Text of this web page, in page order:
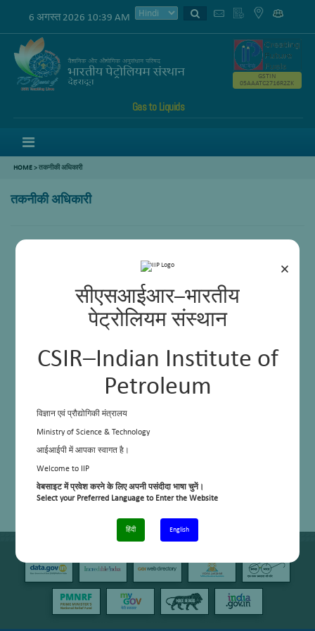
×
सीएसआईआर–भारतीय
पेट्रोलियम संस्थान
CSIR–Indian Institute of
Petroleum
विज्ञान एवं प्रौद्योगिकी मंत्रालय
Ministry of Science & Technology
आईआईपी में आपका स्वागत है।
Welcome to IIP
वेबसाइट में प्रवेश करने के लिए अपनी पसंदीदा भाषा चुनें।
Select your Preferred Language to Enter the Website
हिंदी English
6 अगस्त 2026 10:39 AM
Gas to Liquids
GSTIN
05AAATC2716R2ZK
HOME>तकनीकी अधिकारी
तकनीकी अधिकारी